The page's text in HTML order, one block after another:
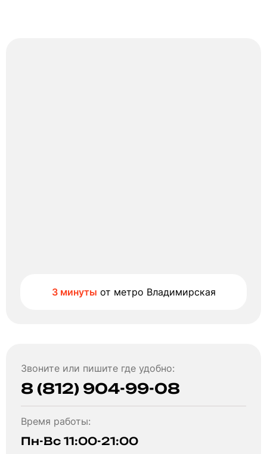
3 минуты от метро Владимирская
Звоните или пишите где удобно:
8 (812) 904-99-08
Время работы:
Пн-Вс 11:00-21:00